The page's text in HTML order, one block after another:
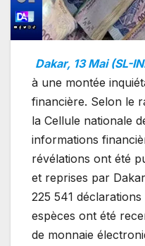
Dakar, 13 Mai (SL-
à une montée
financière. Selon le
la Cellule nationale
informations
révélations ont été
et reprises par
225 541
espèces ont été
de monnaie